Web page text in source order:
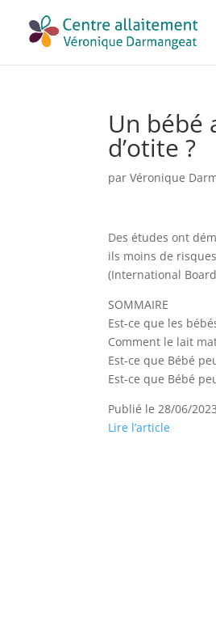
Un bébé
d’otite ?
parVéronique
Des études ont
ils moins de
(International
SOMMAIRE
Est-ce que les
Comment le lait
Est-ce que Bébé
Est-ce que Bébé
Publié le 28/06/2023
Lire l’article